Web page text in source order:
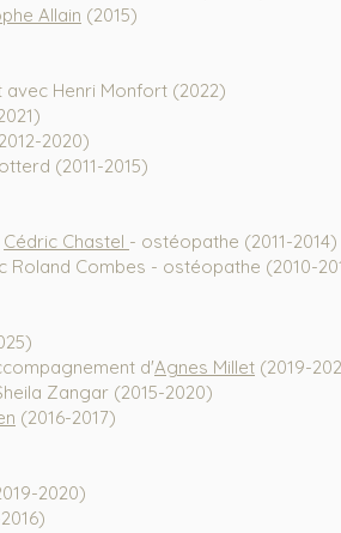
Allain (2015)
avec Henri Monfort (2022)
2020)
(2011-2015)
Cédric Chastel - ostéopathe (2011-2014)
Roland Combes - ostéopathe (2010-
d'Agnes Millet (2019-
Zangar (2015-2020)
(2016-2017)
2020)